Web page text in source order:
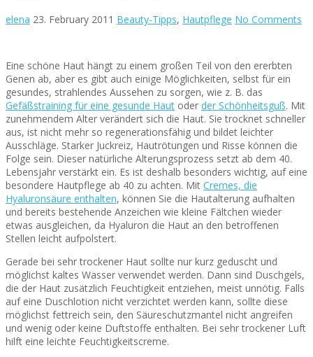
elena 23. February 2011 Beauty-Tipps, Hautpflege No Comments
Eine schöne Haut hängt zu einem großen Teil von den ererbten
Genen ab, aber es gibt auch einige Möglichkeiten, selbst für ein
gesundes, strahlendes Aussehen zu sorgen, wie z. B. das
Gefäßstraining für eine gesunde Haut oder der Schönheitsguß. Mit
zunehmendem Alter verändert sich die Haut. Sie trocknet schneller
aus, ist nicht mehr so regenerationsfähig und bildet leichter
Ausschläge. Starker Juckreiz, Hautrötungen und Risse können die
Folge sein. Dieser natürliche Alterungsprozess setzt ab dem 40.
Lebensjahr verstärkt ein. Es ist deshalb besonders wichtig, auf eine
besondere Hautpflege ab 40 zu achten. Mit Cremes, die
Hyaluronsäure enthalten, können Sie die Hautalterung aufhalten
und bereits bestehende Anzeichen wie kleine Fältchen wieder
etwas ausgleichen, da Hyaluron die Haut an den betroffenen
Stellen leicht aufpolstert.
Gerade bei sehr trockener Haut sollte nur kurz geduscht und
möglichst kaltes Wasser verwendet werden. Dann sind Duschgels,
die der Haut zusätzlich Feuchtigkeit entziehen, meist unnötig. Falls
auf eine Duschlotion nicht verzichtet werden kann, sollte diese
möglichst fettreich sein, den Säureschutzmantel nicht angreifen
und wenig oder keine Duftstoffe enthalten. Bei sehr trockener Luft
hilft eine leichte Feuchtigkeitscreme.